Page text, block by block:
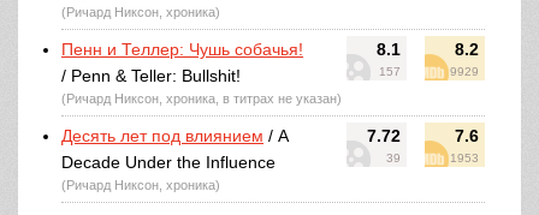
(Ричард Никсон, хроника)
8.1
157
8.2
9929
Пенн и Теллер: Чушь собачья!
/ Penn & Teller: Bullshit!
(Ричард Никсон, хроника, в титрах не указан)
7.72
39
7.6
1953
Десять лет под влиянием / A
Decade Under the Influence
(Ричард Никсон, хроника)